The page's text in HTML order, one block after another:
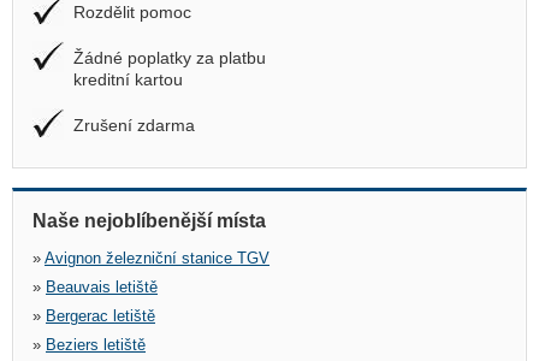
Rozdělit pomoc
Žádné poplatky za platbu
kreditní kartou
Zrušení zdarma
Naše nejoblíbenější místa
» Avignon železniční stanice TGV
» Beauvais letiště
» Bergerac letiště
» Beziers letiště